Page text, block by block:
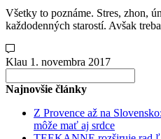
Všetky to poznáme. Stres, zhon,
každodenných starostí. Avšak
Klau 1. novembra 2017
for:
Najnovšie články
Z Provence až na
môže mať aj srdce